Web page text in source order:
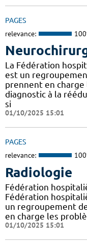
PAGES
relevance:
La Fédération
est un
prennent en charge
diagnostic à la
si
01/10/2025 15:01
PAGES
relevance:
Radiologie
Fédération
Fédération
un regroupement
en charge les
01/10/2025 15:01